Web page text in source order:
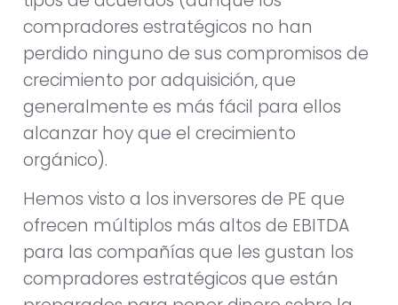
compradores estratégicos no han
perdido ninguno de sus compromisos de
crecimiento por adquisición, que
generalmente es más fácil para ellos
alcanzar hoy que el crecimiento
orgánico).
Hemos visto a los inversores de PE que
ofrecen múltiplos más altos de EBITDA
para las compañías que les gustan los
compradores estratégicos que están